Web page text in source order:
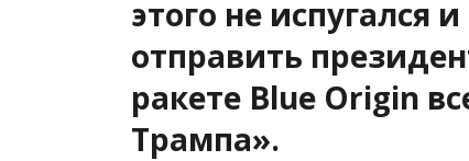
этого не испугался
отправить
ракете Blue Origin
Трампа».